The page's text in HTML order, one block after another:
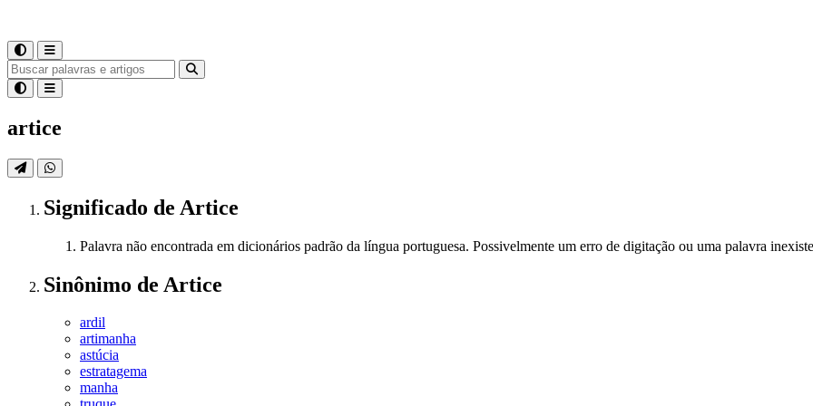
artice
Significado de Artice
Palavra não encontrada em dicionários padrão da língua portuguesa. Possivelmente um erro de digitação ou uma palavra
Sinônimo de Artice
ardil
artimanha
astúcia
estratagema
manha